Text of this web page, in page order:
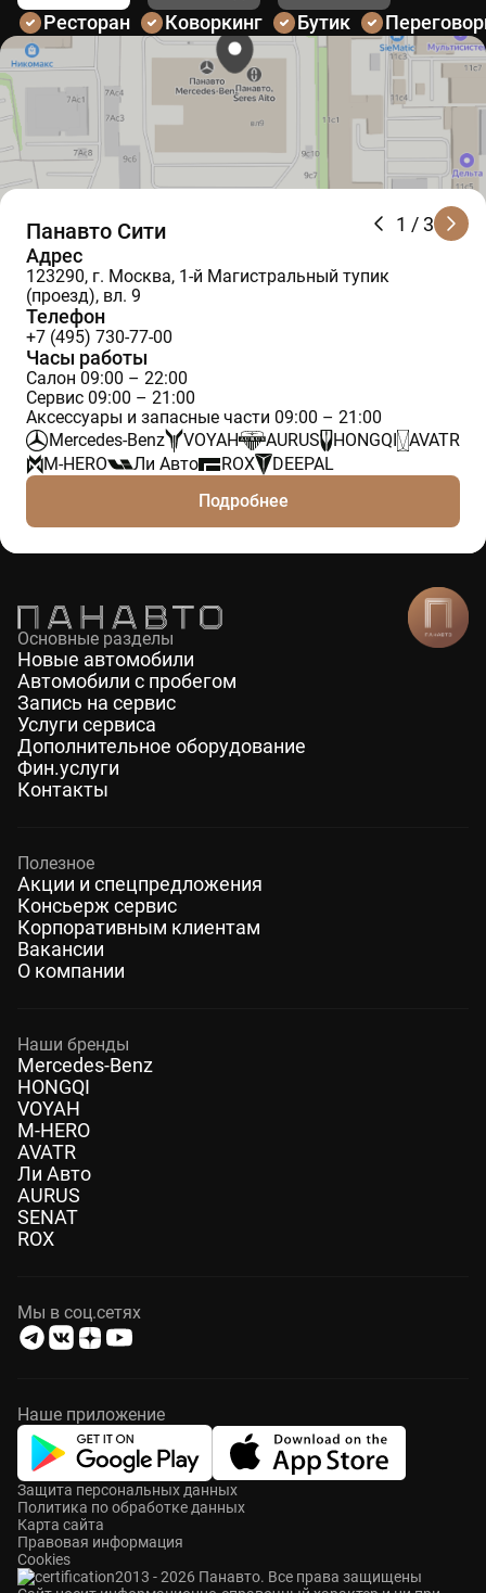
Ресторан
Коворкинг Бутик
1 / 3
Панавто Сити
Адрес
123290, г. Москва, 1-й Магистральный тупик
(проезд), вл. 9
Телефон
+7 (495) 730-77-00
Часы работы
Салон 09:00 – 22:00
Сервис 09:00 – 21:00
Аксессуары и запасные части 09:00 – 21:00
Mercedes-Benz
VOYAH AURUS HONGQI
AVATR
M-HERO
Ли Авто ROX
DEEPAL
Подробнее
Основные разделы
Новые автомобили
Автомобили с пробегом
Запись на сервис
Услуги сервиса
Дополнительное оборудование
Фин.услуги
Контакты
Полезное
Акции и спецпредложения
Консьерж сервис
Корпоративным клиентам
Вакансии
О компании
Наши бренды
Mercedes-Benz
HONGQI
VOYAH
M-HERO
AVATR
Ли Авто
AURUS
SENAT
ROX
Мы в соц.сетях
Наше приложение
2013 - 2026 Панавто. Все права защищены
Защита персональных данных
Политика по обработке данных
Карта сайта
Правовая информация
Cookies